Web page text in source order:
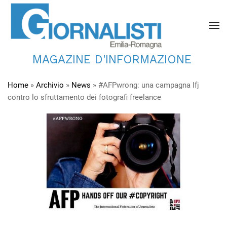
MAGAZINE D'INFORMAZIONE
Home » Archivio » News » #AFPwrong: una campagna Ifj
contro lo sfruttamento dei fotografi freelance